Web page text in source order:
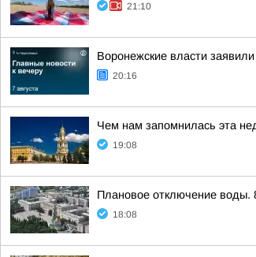
21:10
Воронежские власти
20:16
Чем нам запомнилась эта
19:08
Плановое отключение воды.
18:08